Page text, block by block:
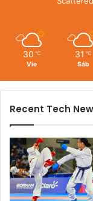
30 ℃
Vie
31 ℃
Sáb
Recent Tech